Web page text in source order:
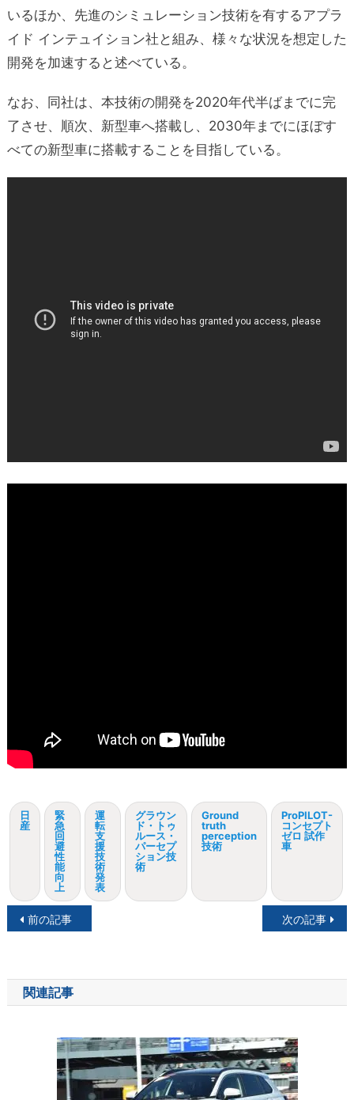
いるほか、先進のシミュレーション技術を有するアプラ
イド インテュイション社と組み、様々な状況を想定した
開発を加速すると述べている。
なお、同社は、本技術の開発を2020年代半ばまでに完
了させ、順次、新型車へ搭載し、2030年までにほぼす
べての新型車に搭載することを目指している。
日
産
緊
急
回
避
性
能
向
上
運
転
支
援
技
術
発
表
グラウン
ド・トゥ
ルース・
パーセプ
ション技
術
Ground
truth
perception
技術
ProPILOT-
コンセプト
ゼロ 試作
車
投
ナ
ビ
前の記事 次の記事
関連記事